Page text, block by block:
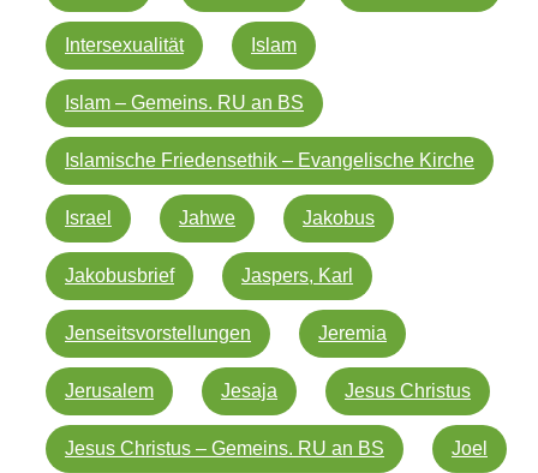
Intersexualität Islam
Islam – Gemeins. RU an BS
Islamische Friedensethik – Evangelische Kirche
Israel Jahwe Jakobus
Jakobusbrief Jaspers, Karl
Jenseitsvorstellungen Jeremia
Jerusalem Jesaja Jesus Christus
Jesus Christus – Gemeins. RU an BS Joel